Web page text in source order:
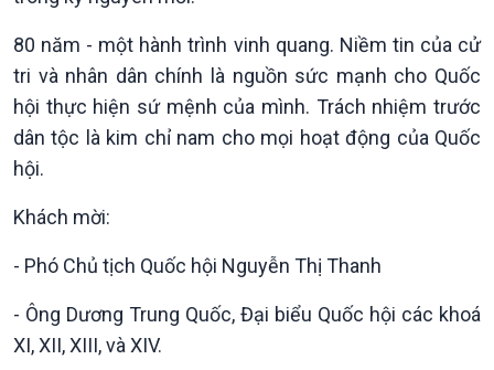
Dòng chảy Kinh tế
Sức sống hàng Việt
Khởi nghiệp
Tuyên chiến với gian lận
thương mại
Mùa vàng
Biển đảo Việt Nam
Tâm tình biên giới và hải
đảo
Tìm hiểu biển, đảo Việt
80 năm - một hành trình vinh quang. Niềm tin của cử
tri và nhân dân chính là nguồn sức mạnh cho Quốc
hội thực hiện sứ mệnh của mình. Trách nhiệm trước
dân tộc là kim chỉ nam cho mọi hoạt động của Quốc
hội.
Khách mời:
- Phó Chủ tịch Quốc hội Nguyễn Thị Thanh
- Ông Dương Trung Quốc, Đại biểu Quốc hội các khoá
XI, XII, XIII, và XIV.